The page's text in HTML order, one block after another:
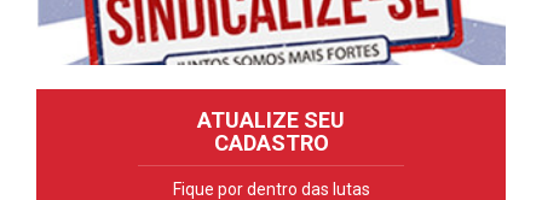
ATUALIZE SEU
CADASTRO
Fique por dentro das lutas